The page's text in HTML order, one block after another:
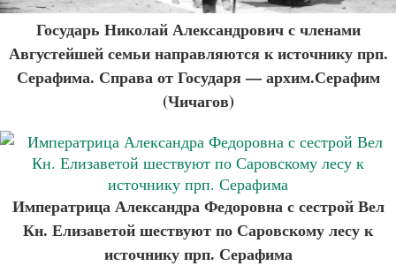
Государь Николай Александрович с членами
Августейшей семьи направляются к источнику прп.
Серафима. Справа от Государя — архим.Серафим
(Чичагов)
Императрица Александра Федоровна с сестрой Вел
Кн. Елизаветой шествуют по Саровскому лесу к
источнику прп. Серафима